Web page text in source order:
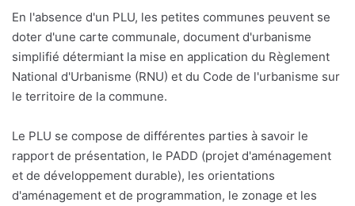
En l'absence d'un PLU, les petites communes peuvent se
doter d'une carte communale, document d'urbanisme
simplifié détermiant la mise en application du Règlement
National d'Urbanisme (RNU) et du Code de l'urbanisme sur
le territoire de la commune.
Le PLU se compose de différentes parties à savoir le
rapport de présentation, le PADD (projet d'aménagement
et de développement durable), les orientations
d'aménagement et de programmation, le zonage et les